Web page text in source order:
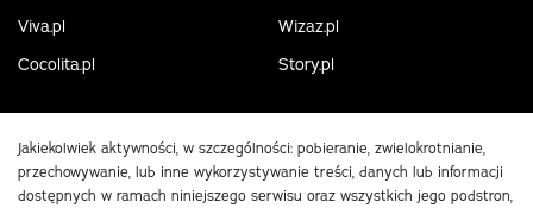
Viva.pl
Wizaz.pl
Cocolita.pl
Story.pl
Jakiekolwiek aktywności, w szczególności: pobieranie, zwielokrotnianie,
przechowywanie, lub inne wykorzystywanie treści, danych lub informacji
dostępnych w ramach niniejszego serwisu oraz wszystkich jego podstron,